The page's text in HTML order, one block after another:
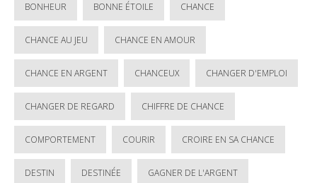
BONHEUR BONNE ÉTOILE CHANCE
CHANCE AU JEU CHANCE EN AMOUR
CHANCE EN ARGENT CHANCEUX CHANGER D'EMPLOI
CHANGER DE REGARD CHIFFRE DE CHANCE
COMPORTEMENT COURIR CROIRE EN SA CHANCE
DESTIN DESTINÉE GAGNER DE L'ARGENT